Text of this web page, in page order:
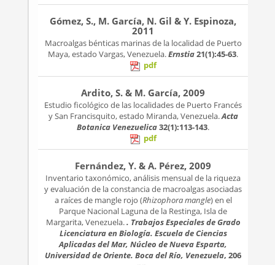
Gómez, S., M. García, N. Gil & Y. Espinoza,
2011
Macroalgas bénticas marinas de la localidad de Puerto
Maya, estado Vargas, Venezuela.Ernstia21(1):45-63.
pdf
Ardito, S. & M. García, 2009
Estudio ficológico de las localidades de Puerto Francés
y San Francisquito, estado Miranda, Venezuela.Acta
Botanica Venezuelica32(1):113-143.
pdf
Fernández, Y. & A. Pérez, 2009
Inventario taxonómico, análisis mensual de la riqueza
y evaluación de la constancia de macroalgas asociadas
a raíces de mangle rojo (Rhizophora mangle) en el
Parque Nacional Laguna de la Restinga, Isla de
Margarita, Venezuela.. Trabajos Especiales de Grado
Licenciatura en Biología. Escuela de Ciencias
Aplicadas del Mar, Núcleo de Nueva Esparta,
Universidad de Oriente. Boca del Río, Venezuela, 206